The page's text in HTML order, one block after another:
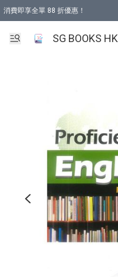
消費即享全單 88 折優惠！
SG BOOKS HK